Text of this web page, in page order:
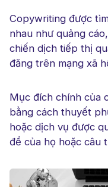
Copywriting được
nhau như quảng
chiến dịch tiếp thị
đăng trên mạng xã
Mục đích chính của
bằng cách thuyết
hoặc dịch vụ được
đề của họ hoặc câu